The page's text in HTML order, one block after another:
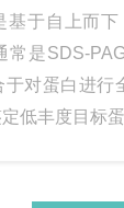
基于自上而
常是SDS-
对蛋白进行
低丰度目标蛋